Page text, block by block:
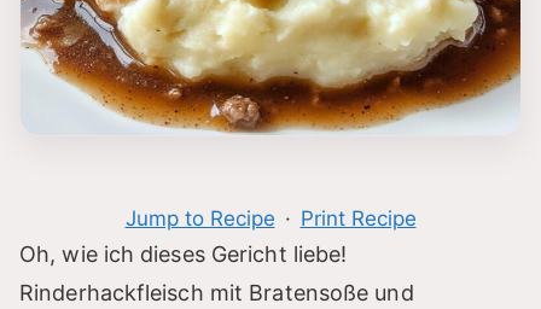
Jump to Recipe · Print Recipe
Oh, wie ich dieses Gericht liebe!
Rinderhackfleisch mit Bratensoße und